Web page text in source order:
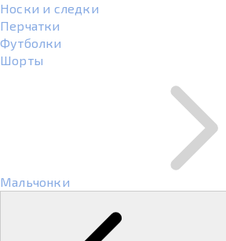
Носки и следки
Перчатки
Футболки
Шорты
Мальчонки